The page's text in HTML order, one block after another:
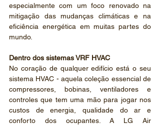
especialmente com um foco renovado na
mitigação das mudanças climáticas e na
eficiência energética em muitas partes do
mundo.
Dentro dos sistemas VRF HVAC
No coração de qualquer edifício está o seu
sistema HVAC - aquela coleção essencial de
compressores, bobinas, ventiladores e
controles que tem uma mão para jogar nos
custos de energia, qualidade do ar e
conforto dos ocupantes. A LG Air